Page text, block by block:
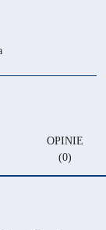
OPINIE
(0)